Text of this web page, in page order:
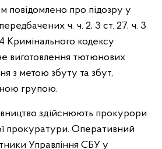
повідомлено про підозру у
ч. ч. 2, 3 ст. 27, ч. 3
Кримінального кодексу
виготовлення тютюнових
з метою збуту та збут,
групою.
здійснюють прокурори
прокуратури. Оперативний
Управління СБУ у